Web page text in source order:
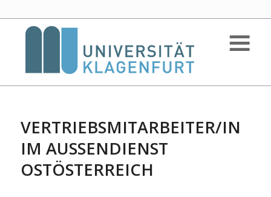
VERTRIEBSMITARBEITER/IN
IM AUSSENDIENST O
STÖSTERREICH